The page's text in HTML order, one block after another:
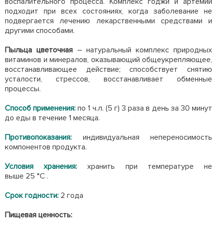
подходит при всех состояниях, когда заболевание не
подвергается лечению лекарственными средствами и
другими способами.
Пыльца цветочная– натуральный комплекс природных
витаминов и минералов, оказывающий общеукрепляющее,
восстанавливающее действие; способствует снятию
усталости, стрессов, восстанавливает обменные
процессы.
Способ применения: по 1 ч.л. (5 г) 3 раза в день за 30 минут
до еды в течение 1 месяца.
Противопоказания:
индивидуальная непереносимость
компонентов продукта.
Условия хранения:
хранить при температуре не
выше 25 °С .
Срок годности: 2 года
Пищевая ценность: